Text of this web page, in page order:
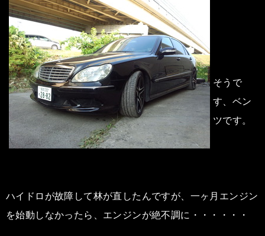
そうで
す、ベン
ツです。
ハイドロが故障して林が直したんですが、一ヶ月エンジン
を始動しなかったら、エンジンが絶不調に・・・・・・